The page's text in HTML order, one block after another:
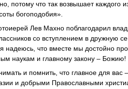
потому что так возвышает каждого
богоподобия».
Лев Махно поблагодарил
со вступлением в дружную
надеюсь, что вместе мы достойно
наукам и главному закону – Божию!
и помнить, что главное для вас
и добрыми Православными